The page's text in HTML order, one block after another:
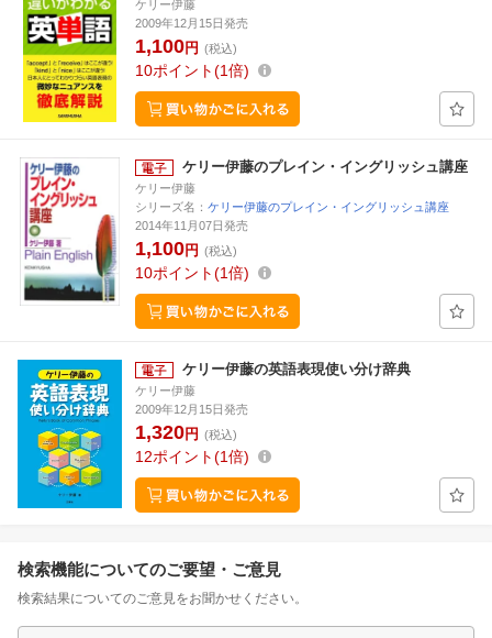
ケリー伊藤
2009年12月15日発売
1,100円 (税込)
10ポイント 1倍
ケリー伊藤のプレイン・イングリッシュ講座
ケリー伊藤
シリーズ名： ケリー伊藤のプレイン・イングリッシュ講座
2014年11月07日発売
1,100円 (税込)
10ポイント 1倍
ケリー伊藤の英語表現使い分け辞典
ケリー伊藤
2009年12月15日発売
1,320円 (税込)
12ポイント 1倍
検索機能についてのご要望・ご意見
検索結果についてのご意見をお聞かせください。